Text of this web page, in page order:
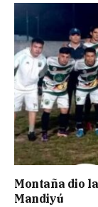
Montaña dio
Mandiyú